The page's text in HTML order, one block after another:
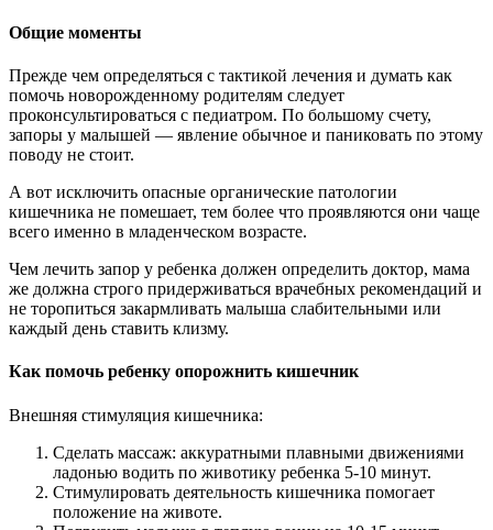
Общие моменты
Прежде чем определяться с тактикой лечения и думать как
помочь новорожденному родителям следует
проконсультироваться с педиатром. По большому счету,
запоры у малышей — явление обычное и паниковать по этому
поводу не стоит.
А вот исключить опасные органические патологии
кишечника не помешает, тем более что проявляются они чаще
всего именно в младенческом возрасте.
Чем лечить запор у ребенка должен определить доктор, мама
же должна строго придерживаться врачебных рекомендаций и
не торопиться закармливать малыша слабительными или
каждый день ставить клизму.
Как помочь ребенку опорожнить кишечник
Внешняя стимуляция кишечника:
Сделать массаж: аккуратными плавными движениями
ладонью водить по животику ребенка 5-10 минут.
Стимулировать деятельность кишечника помогает
положение на животе.